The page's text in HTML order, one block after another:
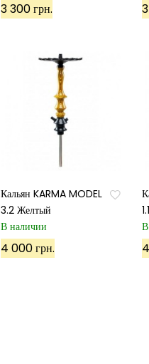
3 300 грн.
Кальян KARMA MODEL
3.2 Желтый
В наличии
4 000 грн.